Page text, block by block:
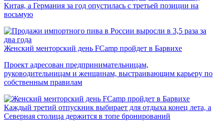
Китая, а Германия за год опустилась с третьей позиции на
восьмую
Женский менторский день FCamp пройдет в Барвихе
Проект адресован предпринимательницам,
руководительницам и женщинам, выстраивающим карьеру по
собственным правилам
Каждый третий отпускник выбирает для отдыха конец лета, а
Северная столица держится в топе бронирований